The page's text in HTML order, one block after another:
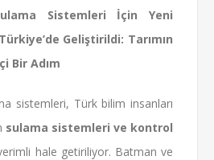
Sistemleri İçin Yeni
Geliştirildi: Tarımın
Bir Adım
sistemleri, Türk bilim insanları
sulama sistemleri ve kontrol
hale getiriliyor. Batman ve